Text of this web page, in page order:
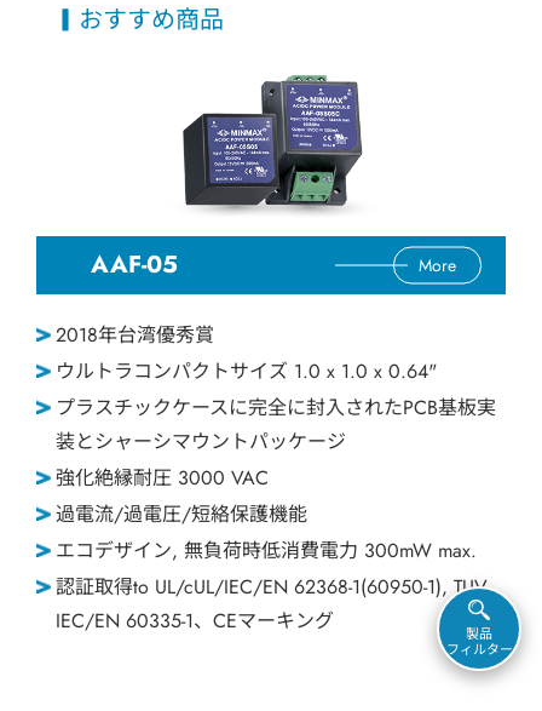
おすすめ商品
AAF-05 More
2018年台湾優秀賞
ウルトラコンパクトサイズ 1.0 x 1.0 x 0.64"
プラスチックケースに完全に封入されたPCB基板実
装とシャーシマウントパッケージ
強化絶縁耐圧 3000 VAC
過電流/過電圧/短絡保護機能
エコデザイン, 無負荷時低消費電力 300mW max.
認証取得to UL/cUL/IEC/EN 62368-1(60950-1), TUV
IEC/EN 60335-1、CEマーキング
製品
フィルター